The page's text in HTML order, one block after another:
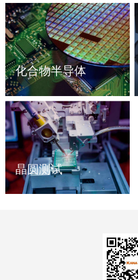
化合物半导体
晶圆测试